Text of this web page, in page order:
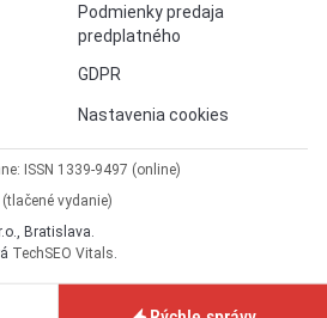
Podmienky predaja
predplatného
GDPR
Nastavenia cookies
ISSN 1339-9497 (online)
vydanie)
Bratislava.
TechSEO Vitals.